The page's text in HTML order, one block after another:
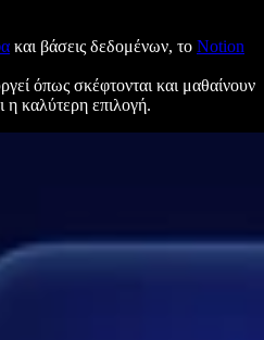
και βάσεις δεδομένων, το Notion
όπως σκέφτονται και μαθαίνουν
η καλύτερη επιλογή.